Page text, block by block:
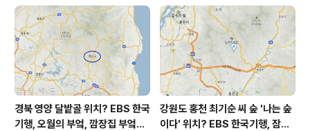
m³ 황사는 보통 = 157 ㎍/m³ 자외선 (오후) = 나쁨 오늘
초미세먼지 좋음 = 8 ㎍/m³ 미세먼지는 보통 = 59 ㎍/
m³ 황사는 보통 = 40 ㎍/m³ 자외선 (..
경북 영양 달밭골 위치? EBS 한국
기행, 오월의 부엌, 깜장집 부엌은
강원도 홍천 최기순 씨 숲 '나는 숲
이다' 위치? EBS 한국기행, 잠시